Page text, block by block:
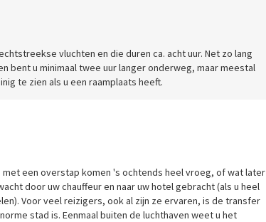
vluchten en die duren ca. acht uur. Net zo lang
bent u minimaal twee uur langer onderweg, maar meestal
te zien als u een raamplaats heeft.
een overstap komen 's ochtends heel vroeg, of wat later
door uw chauffeur en naar uw hotel gebracht (als u heel
Voor veel reizigers, ook al zijn ze ervaren, is de transfer
stad is. Eenmaal buiten de luchthaven weet u het